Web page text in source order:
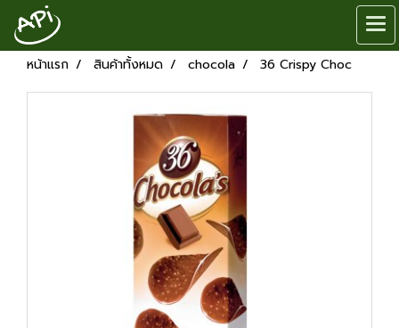
หน้าแรก สินค้าทั้งหมด chocola 36 Crispy Choc